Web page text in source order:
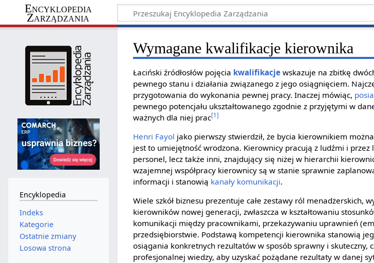
Encyklopedia
Zarządzania
Wymagane kwalifikacje kierownika
Łaciński źródłosłów pojęcia kwalifikacje wskazuje na zbitkę
pewnego stanu i działania związanego z jego osiągnięciem.
przygotowania do wykonania pewnej pracy. Inaczej mówiąc,
pewnego potencjału ukształtowanego zgodnie z przyjętymi w
ważnych dla niej prac[1]
Henri Fayol jako pierwszy stwierdził, że bycia kierownikiem
jest to umiejętność wrodzona. Kierownicy pracują z ludźmi i
personel, lecz także inni, znajdujący się niżej w hierarchii
wzajemnej współpracy kierownicy są w stanie sprawnie
informacji i stanowią kanały komunikacji.
Wiele szkół biznesu prezentuje całe zestawy ról menadżerskich,
kierowników nowej generacji, zwłaszcza w kształtowaniu
komunikacji między pracownikami, przekazywaniu uprawnień
przedsiębiorstwie. Podstawą kompetencji kierownika stanowią
osiągania konkretnych rezultatów w sposób sprawny i skuteczny,
profesjonalnej wiedzy, aby uzyskać pożądane rezultaty w danej
Encyklopedia
Indeks
Kategorie
Ostatnie zmiany
Losowa strona